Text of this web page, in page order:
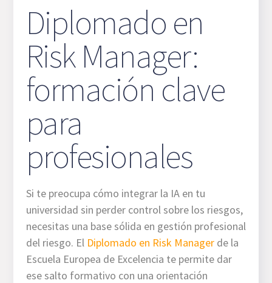
Diplomado en
Risk Manager:
formación clave
para
profesionales
Si te preocupa cómo integrar la IA en tu
universidad sin perder control sobre los riesgos,
necesitas una base sólida en gestión profesional
del riesgo. El Diplomado en Risk Managerde la
Escuela Europea de Excelencia te permite dar
ese salto formativo con una orientación